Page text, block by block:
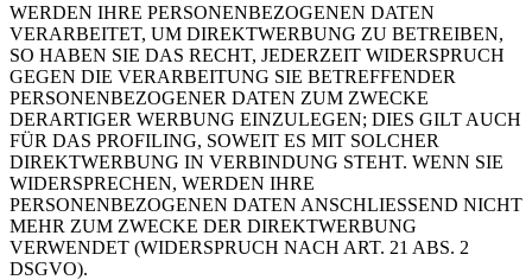
WERDEN IHRE PERSONENBEZOGENEN DATEN
VERARBEITET, UM DIREKTWERBUNG ZU BETREIBEN,
SO HABEN SIE DAS RECHT, JEDERZEIT WIDERSPRUCH
GEGEN DIE VERARBEITUNG SIE BETREFFENDER
PERSONENBEZOGENER DATEN ZUM ZWECKE
DERARTIGER WERBUNG EINZULEGEN; DIES GILT AUCH
FÜR DAS PROFILING, SOWEIT ES MIT SOLCHER
DIREKTWERBUNG IN VERBINDUNG STEHT. WENN SIE
WIDERSPRECHEN, WERDEN IHRE
PERSONENBEZOGENEN DATEN ANSCHLIESSEND NICHT
MEHR ZUM ZWECKE DER DIREKTWERBUNG
VERWENDET (WIDERSPRUCH NACH ART. 21 ABS. 2
DSGVO).